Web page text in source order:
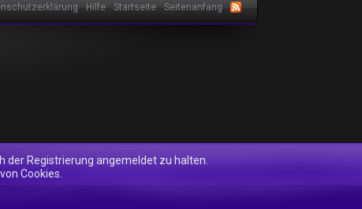
Hilfe Startseite Seitenanfang
der Registrierung angemeldet zu halten.
Cookies.